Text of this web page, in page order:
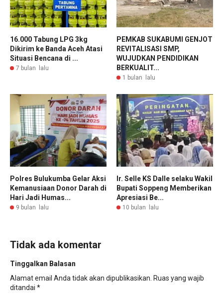
16.000 Tabung LPG 3kg
Dikirim ke Banda Aceh Atasi
Situasi Bencana di ...
7 bulan lalu
PEMKAB SUKABUMI GENJOT
REVITALISASI SMP,
WUJUDKAN PENDIDIKAN
BERKUALIT...
1 bulan lalu
Polres Bulukumba Gelar Aksi
Kemanusiaan Donor Darah di
Hari Jadi Humas...
9 bulan lalu
Ir. Selle KS Dalle selaku Wakil
Bupati Soppeng Memberikan
Apresiasi Be...
10 bulan lalu
Tidak ada komentar
Tinggalkan Balasan
Alamat email Anda tidak akan dipublikasikan. Ruas yang wajib
ditandai *